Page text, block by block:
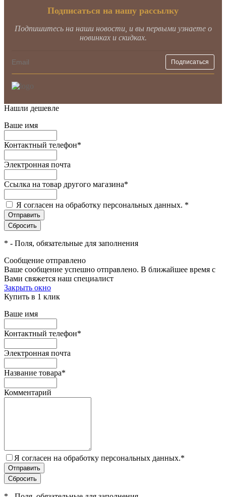
Подписаться на нашу рассылку
Подпишитесь на наши новости, и вы первыми узнаете о
новинках и скидках.
Нашли дешевле
Ваше имя
Контактный телефон*
Электронная почта
Ссылка на товар другого магазина*
Я согласен на обработку персональных данных. *
* - Поля, обязательные для заполнения
Сообщение отправлено
Ваше сообщение успешно отправлено. В ближайшее время с
Вами свяжется наш специалист
Закрыть окно
Купить в 1 клик
Ваше имя
Контактный телефон*
Электронная почта
Название товара*
Комментарий
Я согласен на обработку персональных данных.*